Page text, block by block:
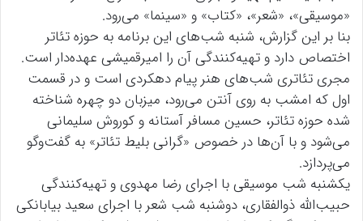
«موسیقی»، «شعر»، «کتاب» و «سینما» می‌رود.
بنا بر این گزارش، شنبه شب‌های این برنامه به حوزه تئاتر
اختصاص دارد و تهیه‌کنندگی آن را امیرقمیشی عهده‌دار است.
مجری تئاتری شب‌های هنر پیام دهکردی است و در قسمت
اول که امشب به روی آنتن می‌رود، میزبان دو چهره شناخته
شده حوزه تئاتر، حسین مسافر آستانه و کوروش سلیمانی
می‌شود و با آن‌ها در خصوص «گرانی بلیط تئاتر» به گفت‌وگو
می‌پردازد.
یکشنبه شب موسیقی با اجرای رضا مهدوی و تهیه‌کنندگی
حبیب‌الله ذوالفقاری، دوشنبه شب شعر با اجرای سعید بیابانکی